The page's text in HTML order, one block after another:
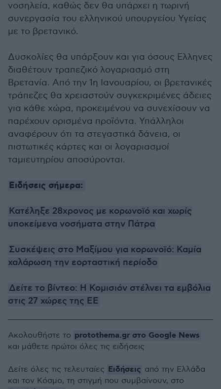
νοσηλεία, καθώς δεν θα υπάρχει η τωρινή
συνεργασία του ελληνικού υπουργείου Υγείας
με το βρετανικό.
Δυσκολίες θα υπάρξουν και για όσους Ελληνες
διαθέτουν τραπεζικό λογαριασμό στη
Βρετανία. Από την 1η Ιανουαρίου, οι βρετανικές
τράπεζες θα χρειαστούν συγκεκριμένες άδειες
για κάθε χώρα, προκειμένου να συνεχίσουν να
παρέχουν ορισμένα προϊόντα. Υπάλληλοι
αναφέρουν ότι τα στεγαστικά δάνεια, οι
πιστωτικές κάρτες και οι λογαριασμοί
ταμιευτηρίου αποσύρονται.
Ειδήσεις σήμερα:
Κατέληξε 28χρονος με κορωνοϊό και χωρίς
υποκείμενα νοσήματα στην Πάτρα
Συσκέψεις στο Μαξίμου για κορωνοϊό: Καμία
χαλάρωση την εορταστική περίοδο
Δείτε το βίντεο: Η Κομισιόν στέλνει τα εμβόλια
στις 27 χώρες της ΕΕ
Ακολουθήστε το protothema.gr στο Google News
και μάθετε πρώτοι όλες τις ειδήσεις
Δείτε όλες τις τελευταίες Ειδήσεις από την Ελλάδα
και τον Κόσμο, τη στιγμή που συμβαίνουν, στο